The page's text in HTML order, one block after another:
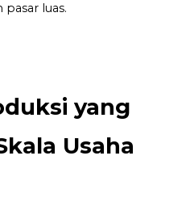
luas.
yang
Usaha